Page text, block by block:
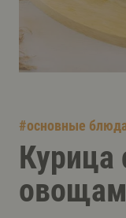
#основные
Курица